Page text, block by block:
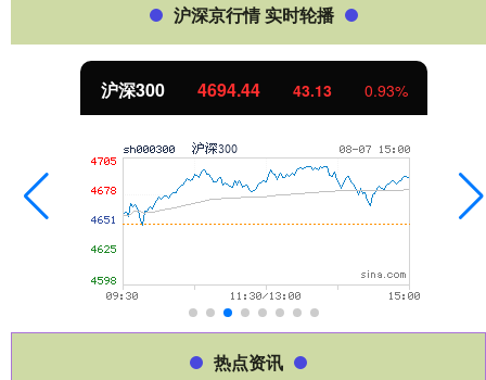
沪深京行情 实时轮播
沪深300 4694.44 43.13 0.93%
热点资讯